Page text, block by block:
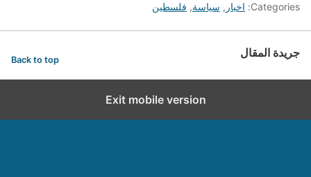
Categories: اخبار , سياسة, فلسطين
جريدة المقال Back to top
Exit mobile version